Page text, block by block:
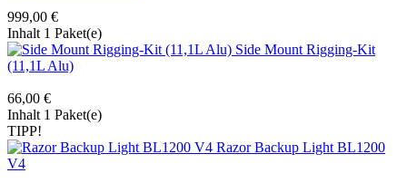
999,00 €
Inhalt 1 Paket(e)
Side Mount Rigging-Kit
(11,1L Alu)
66,00 €
Inhalt 1 Paket(e)
TIPP!
Razor Backup Light BL1200
V4